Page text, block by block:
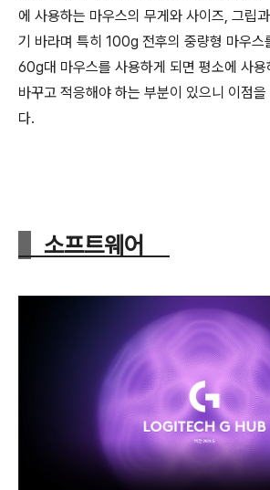
에 사용하는 마우스의 무게와 사이즈, 그립
기 바라며 특히 100g 전후의 중량형 마우스
60g대 마우스를 사용하게 되면 평소에 사용
바꾸고 적응해야 하는 부분이 있으니 이점을
다.
소프트웨어